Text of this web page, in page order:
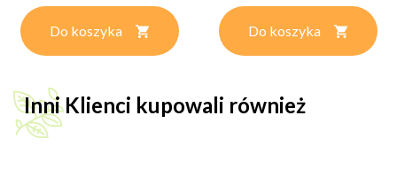
Do koszyka Do koszyka
Inni Klienci kupowali również